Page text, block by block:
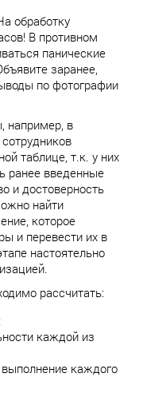
обработку
В противном
панические
заранее,
по фотографии
например, в
таблице, т.к. у них
ранее введенные
и достоверность
найти
которое
и перевести их в
настоятельно
рассчитать:
каждой из
каждого